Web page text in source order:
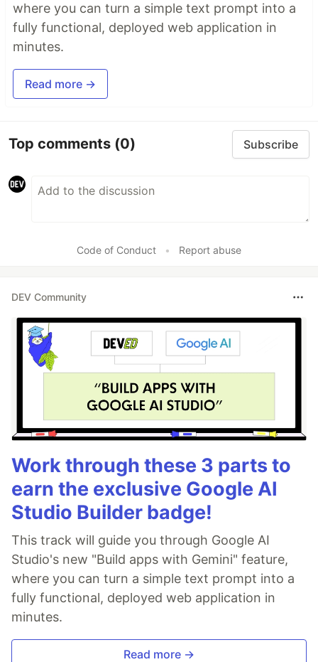
where you can turn a simple text prompt into a
fully functional, deployed web application in
minutes.
Read more →
Top comments (0) Subscribe
Code of Conduct • Report abuse
DEV Community
Work through these 3 parts to
earn the exclusive Google AI
Studio Builder badge!
This track will guide you through Google AI
Studio's new "Build apps with Gemini" feature,
where you can turn a simple text prompt into a
fully functional, deployed web application in
minutes.
Read more →